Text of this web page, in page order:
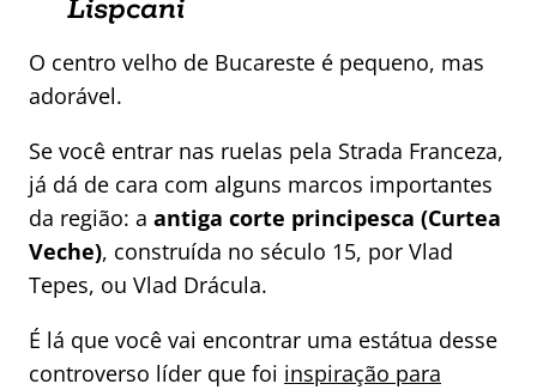
Lispcani
O centro velho de Bucareste é pequeno, mas
adorável.
Se você entrar nas ruelas pela Strada Franceza,
já dá de cara com alguns marcos importantes
da região: a antiga corte principesca (Curtea
Veche), construída no século 15, por Vlad
Tepes, ou Vlad Drácula.
É lá que você vai encontrar uma estátua desse
controverso líder que foi inspiração para